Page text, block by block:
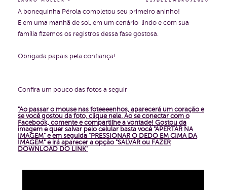
A bonequinha Pérola completou seu primeiro aninho!
E em uma manhã de sol, em um cenário lindo e com sua
família fizemos os registros dessa fase gostosa.
Obrigada papais pela confiança!
Confira um pouco das fotos a seguir
"Ao passar o mouse nas foteeeenhos, aparecerá um coração e
se você gostou da foto, clique nele. Ao se conectar com o
Facebook, comente e compartilhe a vontade! Gostou da
imagem e quer salvar pelo celular basta você "APERTAR NA
IMAGEM" e em seguida "PRESSIONAR O DEDO EM CIMA DA
IMAGEM" e irá aparecer a opção "SALVAR ou FAZER
DOWNLOAD DO LINK"